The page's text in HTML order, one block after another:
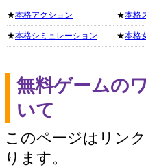
★本格アクション
★本格シミュレーション
★本格
★本格
無料ゲームの
いて
このページはリン
ります。